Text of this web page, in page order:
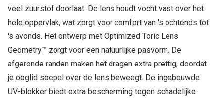
veel zuurstof doorlaat. De lens houdt vocht vast over het
hele oppervlak, wat zorgt voor comfort van 's ochtends tot
's avonds. Het ontwerp met Optimized Toric Lens
Geometry™ zorgt voor een natuurlijke pasvorm. De
afgeronde randen maken het dragen extra prettig, doordat
je ooglid soepel over de lens beweegt. De ingebouwde
UV-blokker biedt extra bescherming tegen schadelijke